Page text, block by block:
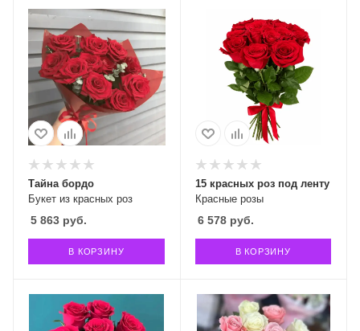
Букет из красных роз
Тайна бордо
5 863 руб.
В КОРЗИНУ
Красные розы
15 красных роз под ленту
6 578руб.
В КОРЗИНУ